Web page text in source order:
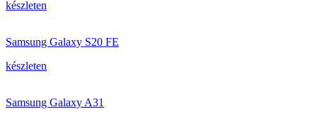
készleten
Samsung Galaxy S20 FE
készleten
Samsung Galaxy A31